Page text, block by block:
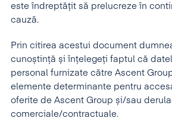
este îndreptățit să prelucreze în
cauză.
Prin citirea acestui document
cunoștință și înțelegeți faptul că
personal furnizate către Ascent
elemente determinante pentru
oferite de Ascent Group și/sau
comerciale/contractuale.